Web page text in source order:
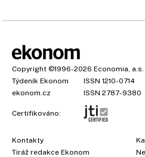
Copyright ©1996-2026 Economia, a.s.
Týdeník Ekonom
ISSN 1210-0714
ekonom.cz
ISSN 2787-9380
Certifikováno:
Kontakty
Tiráž redakce Ekonom